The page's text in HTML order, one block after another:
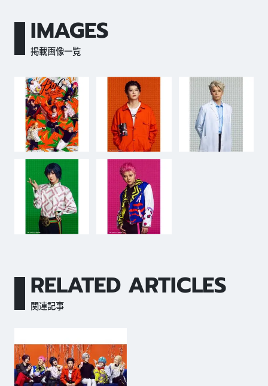
IMAGES
掲載画像一覧
RELATED ARTICLES
関連記事